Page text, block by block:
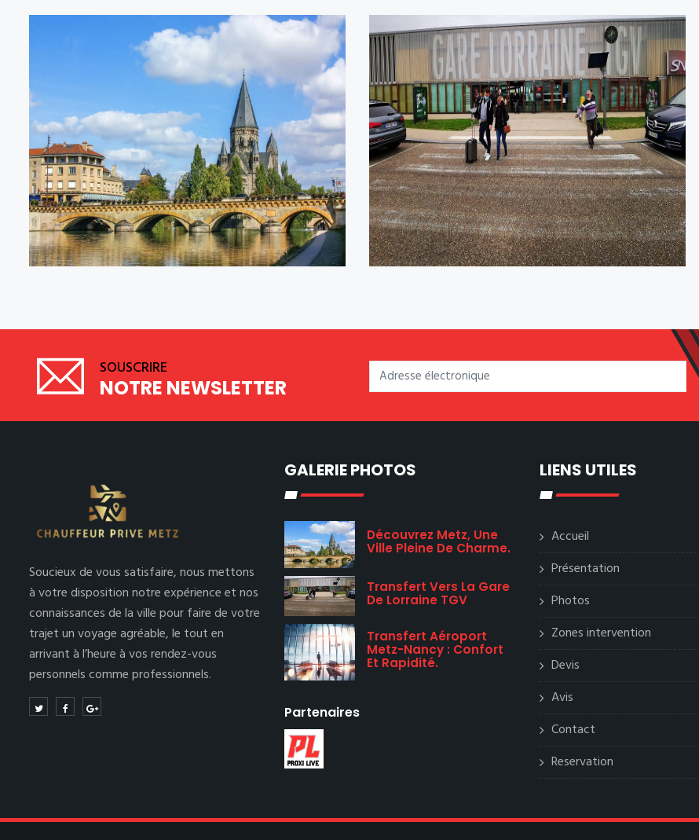
SOUSCRIRE
NOTRE NEWSLETTER
Soucieux de vous satisfaire, nous mettons
à votre disposition notre expérience et nos
connaissances de la ville pour faire de votre
trajet un voyage agréable, le tout en
arrivant à l’heure à vos rendez-vous
personnels comme professionnels.
GALERIE PHOTOS
Découvrez Metz, Une
Ville Pleine De Charme.
Transfert Vers La Gare
De Lorraine TGV
Transfert Aéroport
Metz-Nancy : Confort
Et Rapidité.
Partenaires
LIENS UTILES
Accueil
Présentation
Photos
Zones intervention
Devis
Avis
Contact
Reservation